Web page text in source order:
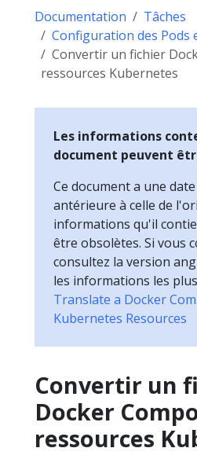
Documentation
Tâches
Configuration des Pods
Convertir un fichier
ressources Kubernetes
Les informations
document peuvent
Ce document a une
antérieure à celle de
informations qu'il
être obsolètes. Si vous
consultez la version
les informations les
Translate a Docker
Kubernetes Resources
Convertir un
Docker
ressources